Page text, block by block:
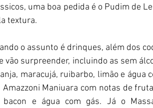
uma boa pedida é o Pudim de
textura.
o assunto é drinques, além dos
vão surpreender, incluindo as sem
maracujá, ruibarbo, limão e água
Amazzoni Maniuara com notas de
bacon e água com gás. Já o